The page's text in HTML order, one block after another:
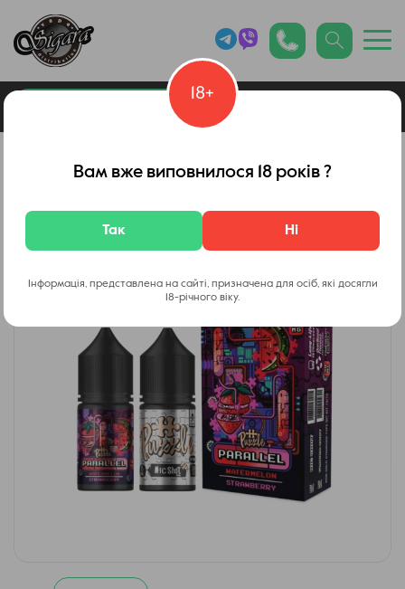
Каталог товарів
18+
Вам вже виповнилося 18 років ?
Так Ні
Інформація, представлена на сайті, призначена для осіб, які досягли
18-річного віку.